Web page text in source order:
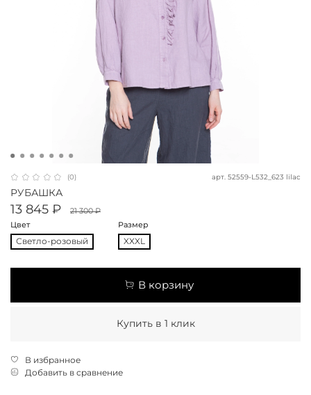
(0) арт. 52559-L532_623 lilac
РУБАШКА
13 845 ₽
21 300 ₽
Цвет
Светло-розовый
Размер
XXXL
В корзину
Купить в 1 клик
В избранное
Добавить в сравнение